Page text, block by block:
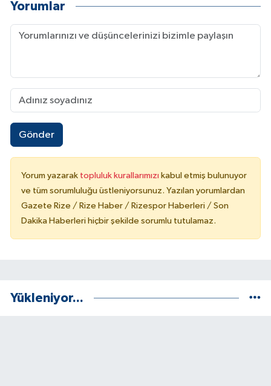
Yorumlar
Gönder
Yorum yazarak topluluk kurallarımızı kabul etmiş bulunuyor
ve tüm sorumluluğu üstleniyorsunuz. Yazılan yorumlardan
Gazete Rize / Rize Haber / Rizespor Haberleri / Son
Dakika Haberleri hiçbir şekilde sorumlu tutulamaz.
Yükleniyor...